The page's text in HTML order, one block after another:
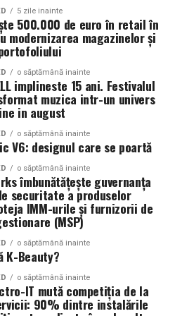
sale. Website-ul,
analiza performanței trebuie
a susține aceleași
coerență între aceste
mai stabile și mai
este important ca
susține dezvoltarea.
integrarea cu sisteme de
și soluții de
la eficientizarea activității și
și calitatea implementărilor,
echipa FXF Web Solution
dezvoltarea proiectelor
reinterpretată
luminoase și energice, La
jurul lime-ului peruvian,
lenjerie proaspăt spălată și
modernă care oferă
Rezultatul este un parfum
de purtat în orice moment
într-o sticlă
mai calde și
5 zile inainte
500.000 de euro în retail în
modernizarea magazinelor și
o săptămână inainte
implineste 15 ani. Festivalul
muzica intr-un univers
in august
o săptămână inainte
V6: designul care se poartă
o săptămână inainte
îmbunătățește guvernanța
securitate a produselor
IMM-urile și furnizorii de
(MSP)
o săptămână inainte
K-Beauty?
o săptămână inainte
IT mută competiția de la
90% dintre instalările